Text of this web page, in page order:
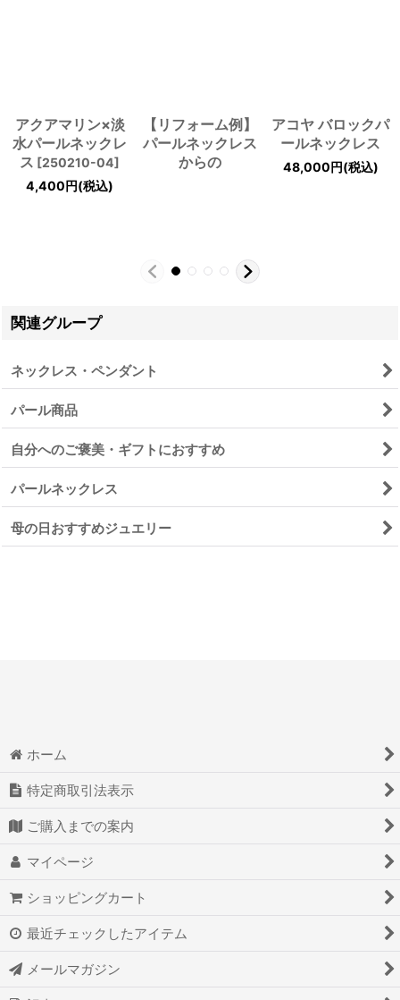
アクアマリン×淡
水パールネックレ
ス [250210-04]
4,400円(税込)
【リフォーム例】
パールネックレス
からの
アコヤ バロックパ
ールネックレス
48,000円(税込)
関連グループ
ネックレス・ペンダント
パール商品
自分へのご褒美・ギフトにおすすめ
パールネックレス
母の日おすすめジュエリー
ホーム
特定商取引法表示
ご購入までの案内
マイページ
ショッピングカート
最近チェックしたアイテム
メールマガジン